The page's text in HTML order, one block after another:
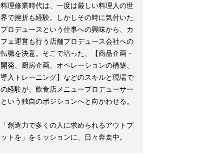
料理修業時代は、一度は厳しい料理人の世
界で挫折も経験。しかしその時に気付いた
プロデュースという仕事への興味から、カ
フェ運営も行う店舗プロデュース会社への
転職を決意。そこで培った、【商品企画・
開発、厨房企画、オペレーションの構築、
導入トレーニング】などのスキルと現場で
の経験が、飲食店メニュープロデューサー
という独自のポジションへと向かわせる。
「創造力で多くの人に求められるアウトプ
ットを」をミッションに、日々奔走中。